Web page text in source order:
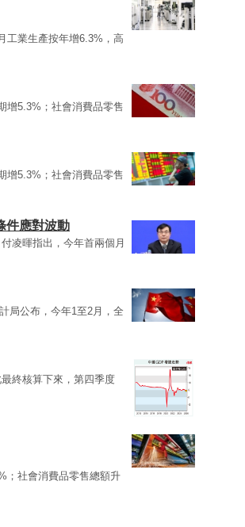
工業生產按年增6.3%，高
增5.3%；社會消費品零售
增5.3%；社會消費品零售
件應對波動
凌暉指出，今年首兩個月
局公布，今年1至2月，全
終核算下來，第四季度
；社會消費品零售總額升